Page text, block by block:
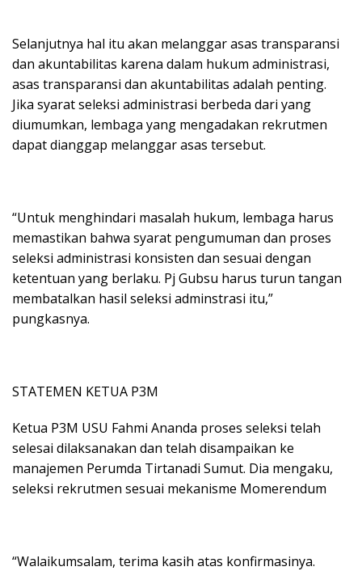
Selanjutnya hal itu akan melanggar asas transparansi
dan akuntabilitas karena dalam hukum administrasi,
asas transparansi dan akuntabilitas adalah penting.
Jika syarat seleksi administrasi berbeda dari yang
diumumkan, lembaga yang mengadakan rekrutmen
dapat dianggap melanggar asas tersebut.
“Untuk menghindari masalah hukum, lembaga harus
memastikan bahwa syarat pengumuman dan proses
seleksi administrasi konsisten dan sesuai dengan
ketentuan yang berlaku. Pj Gubsu harus turun tangan
membatalkan hasil seleksi adminstrasi itu,”
pungkasnya.
STATEMEN KETUA P3M
Ketua P3M USU Fahmi Ananda proses seleksi telah
selesai dilaksanakan dan telah disampaikan ke
manajemen Perumda Tirtanadi Sumut. Dia mengaku,
seleksi rekrutmen sesuai mekanisme Momerendum
“Walaikumsalam, terima kasih atas konfirmasinya.